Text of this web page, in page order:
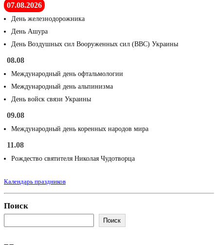
07.08.2026
День железнодорожника
День Ашура
День Воздушных сил Вооруженных сил (ВВС) Украины
08.08
Международный день офтальмологии
Международный день альпинизма
День войск связи Украины
09.08
Международный день коренных народов мира
11.08
Рождество святителя Николая Чудотворца
Календарь праздников
Поиск
Поиск